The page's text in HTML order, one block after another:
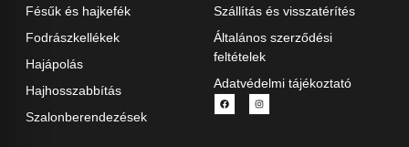
Fésűk és hajkefék
Fodrászkellékek
Hajápolás
Hajhosszabbítás
Szalonberendezések
Szállítás és visszatérítés
Általános szerződési
feltételek
Adatvédelmi tájékoztató